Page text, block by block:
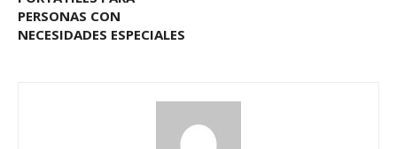
PERSONAS CON
NECESIDADES ESPECIALES